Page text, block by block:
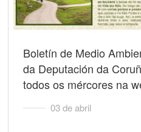
Boletín de Medio
da Deputación da
todos os mércores na
03 de abril